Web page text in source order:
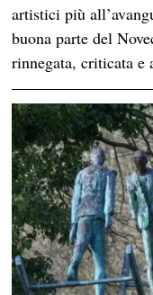
artistici più
buona parte del
rinnegata, criticata e